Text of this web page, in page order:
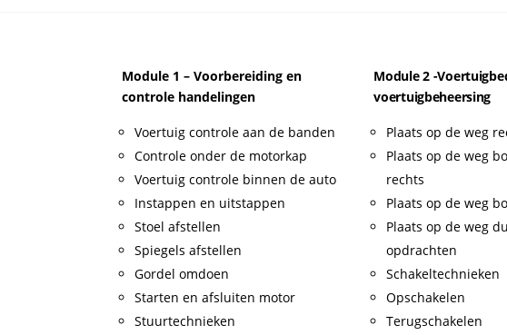
Module 1 – Voorbereiding en
controle handelingen
Voertuig controle aan de banden
Controle onder de motorkap
Voertuig controle binnen de auto
Instappen en uitstappen
Stoel afstellen
Spiegels afstellen
Gordel omdoen
Starten en afsluiten motor
Stuurtechnieken
Module 2 -
voertuigbeheersing
Plaats op de weg
Plaats op de weg
rechts
Plaats op de weg
Plaats op de weg
opdrachten
Schakeltechnieken
Opschakelen
Terugschakelen